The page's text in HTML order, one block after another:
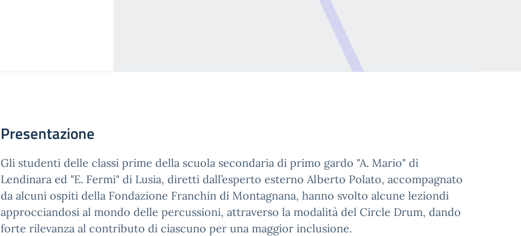
Presentazione
Gli studenti delle classi prime della scuola secondaria di primo gardo "A. Mario" di
Lendinara ed "E. Fermi" di Lusia, diretti dall’esperto esterno Alberto Polato, accompagnato
da alcuni ospiti della Fondazione Franchin di Montagnana, hanno svolto alcune leziondi
approcciandosi al mondo delle percussioni, attraverso la modalità del Circle Drum, dando
forte rilevanza al contributo di ciascuno per una maggior inclusione.